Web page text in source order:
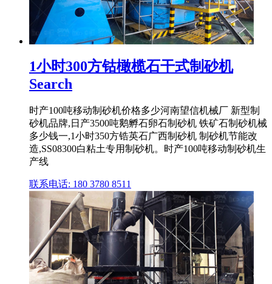
1小时300方钴橄榄石干式制砂机
Search
时产100吨移动制砂机价格多少河南望信机械厂 新型制
砂机品牌,日产3500吨鹅孵石卵石制砂机 铁矿石制砂机械
多少钱一,1小时350方锆英石广西制砂机 制砂机节能改
造,SS08300白粘土专用制砂机。时产100吨移动制砂机生
产线
联系电话: 180 3780 8511